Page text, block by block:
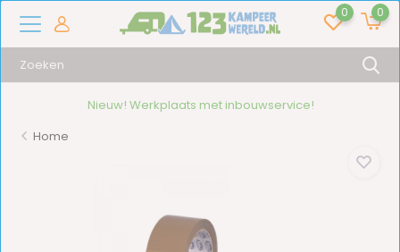
0 0
Nieuw! Werkplaats met inbouwservice!
Home